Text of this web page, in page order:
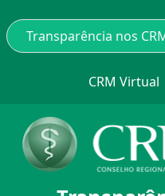
CRM Virtual